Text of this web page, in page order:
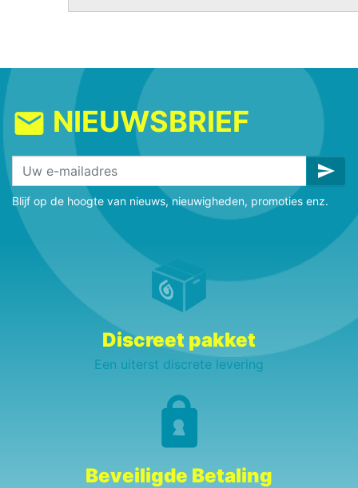
mail NIEUWSBRIEF
send
Blijf op de hoogte van nieuws, nieuwigheden, promoties enz.
Discreet pakket
Een uiterst discrete levering
Beveiligde Betaling